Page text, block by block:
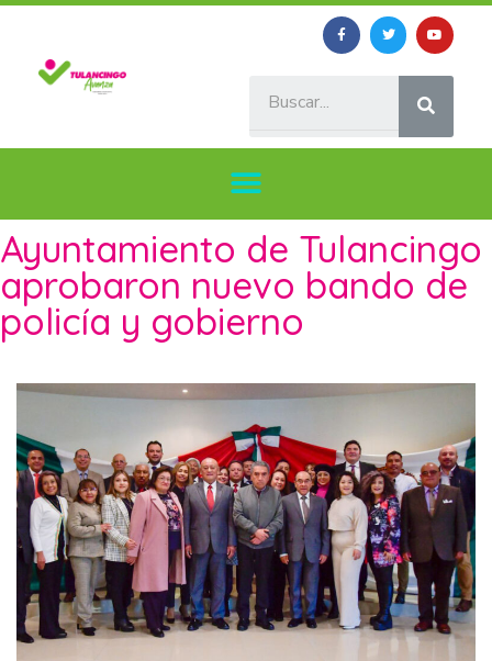
Ayuntamiento de Tulancingo
aprobaron nuevo bando de
policía y gobierno